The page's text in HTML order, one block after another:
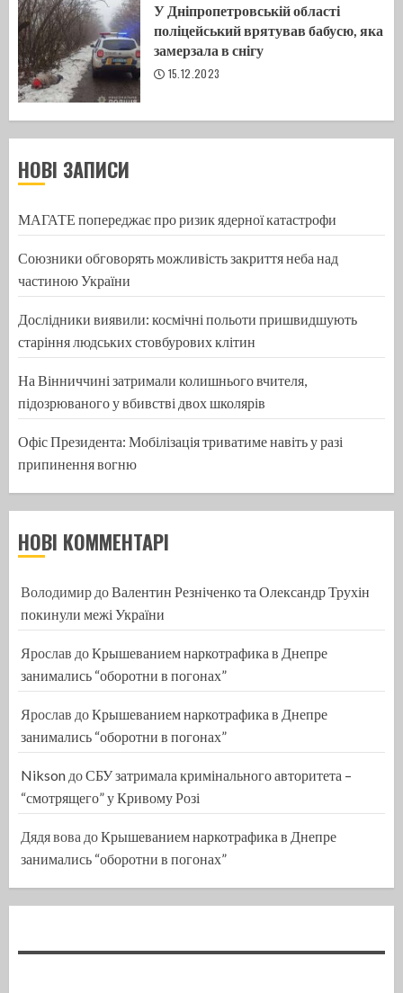
У Дніпропетровській області
поліцейський врятував бабусю, яка
замерзала в снігу
15.12.2023
НОВІ ЗАПИСИ
МАГАТЕ попереджає про ризик ядерної катастрофи
Союзники обговорять можливість закриття неба над
частиною України
Дослідники виявили: космічні польоти пришвидшують
старіння людських стовбурових клітин
На Вінниччині затримали колишнього вчителя,
підозрюваного у вбивстві двох школярів
Офіс Президента: Мобілізація триватиме навіть у разі
припинення вогню
НОВІ КОММЕНТАРІ
Володимир доВалентин Резніченко та Олександр Трухін
покинули межі України
Ярослав доКрышеванием наркотрафика в Днепре
занимались “оборотни в погонах”
Ярослав доКрышеванием наркотрафика в Днепре
занимались “оборотни в погонах”
Nikson доСБУ затримала кримінального авторитета –
“смотрящего” у Кривому Розі
Дядя вова доКрышеванием наркотрафика в Днепре
занимались “оборотни в погонах”